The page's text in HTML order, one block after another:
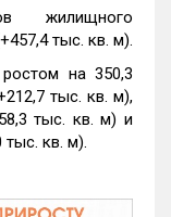
жилищного
тыс. кв. м).
на 350,3
тыс. кв. м),
тыс. кв. м) и
тыс. кв. м).